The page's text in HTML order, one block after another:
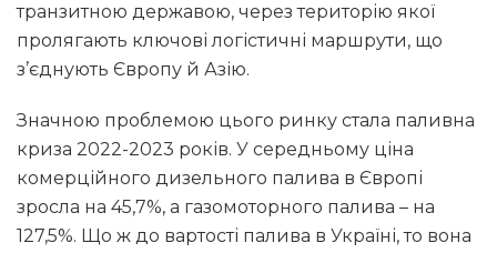
транзитною державою, через територію якої
пролягають ключові логістичні маршрути, що
з’єднують Європу й Азію.
Значною проблемою цього ринку стала паливна
криза 2022-2023 років. У середньому ціна
комерційного дизельного палива в Європі
зросла на 45,7%, а газомоторного палива – на
127,5%. Що ж до вартості палива в Україні, то вона